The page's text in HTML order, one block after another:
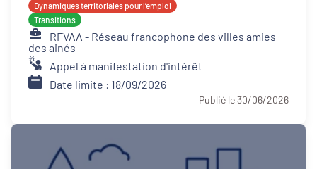
Dynamiques territoriales pour l’emploi
Transitions
RFVAA - Réseau francophone des villes amies
des ainés
Appel à manifestation d'intérêt
Date limite : 18/09/2026
Publié le 30/06/2026